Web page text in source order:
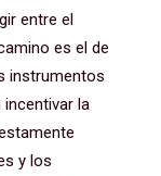
entre el
es el de
instrumentos
la
y los